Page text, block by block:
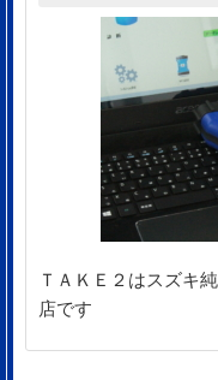
ＴＡＫＥ２はスズキ
店です